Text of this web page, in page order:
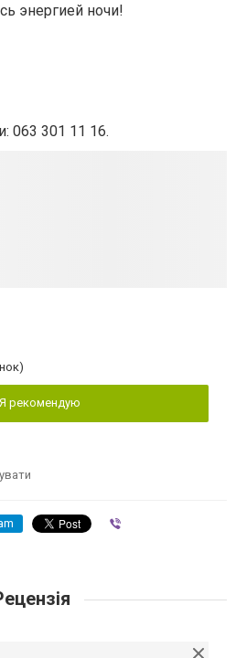
энергией ночи!
063 301 11 16.
Я рекомендую